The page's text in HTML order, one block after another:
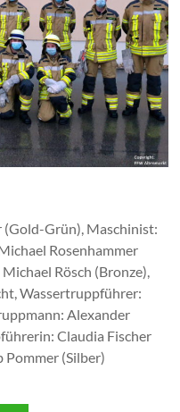
Grün), Maschinist:
Rosenhammer
Rösch (Bronze),
Wassertruppführer:
Alexander
Claudia Fischer
Pommer (Silber)